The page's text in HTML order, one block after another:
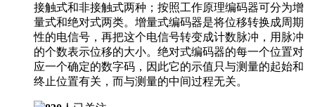
接触式和非接触式两种；按照工作原理编码器可分为增
量式和绝对式两类。增量式编码器是将位移转换成周期
性的电信号，再把这个电信号转变成计数脉冲，用脉冲
的个数表示位移的大小。绝对式编码器的每一个位置对
应一个确定的数字码，因此它的示值只与测量的起始和
终止位置有关，而与测量的中间过程无关。